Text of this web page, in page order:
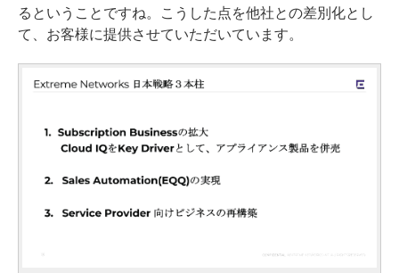
るということですね。こうした点を他社との差別化とし
て、お客様に提供させていただいています。